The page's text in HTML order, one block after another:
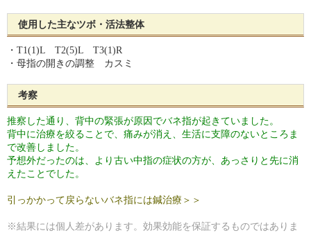
使用した主なツボ・活法整体
・T1(1)L T2(5)L T3(1)R
・母指の開きの調整 カスミ
考察
推察した通り、背中の緊張が原因でバネ指が起きていました。
背中に治療を絞ることで、痛みが消え、生活に支障のないところま
で改善しました。
予想外だったのは、より古い中指の症状の方が、あっさりと先に消
えたことでした。
引っかかって戻らないバネ指には鍼治療＞＞
※結果には個人差があります。効果効能を保証するものではありま